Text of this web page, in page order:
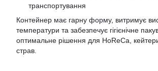
транспортування
Контейнер має гарну форму, витримує
температури та забезпечує гігієнічне
оптимальне рішення для HoReCa,
страв.